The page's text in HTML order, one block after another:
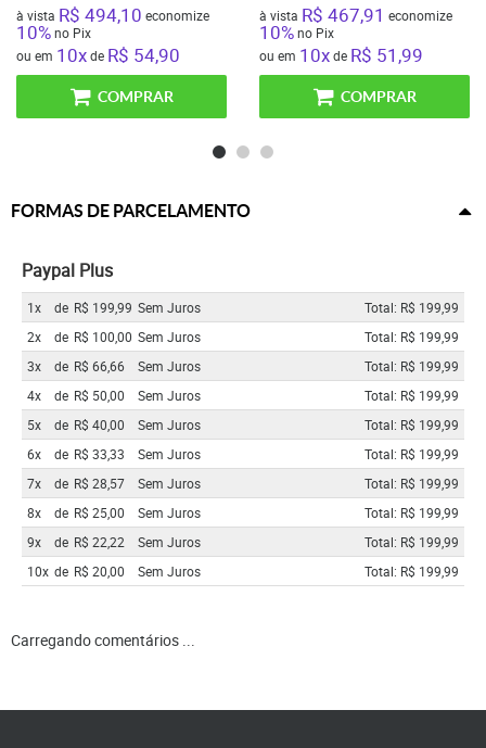
à vista R$ 494,10 economize
10%no Pix
ou em 10xde R$ 54,90
COMPRAR
à vista R$ 467,91 economize
10%no Pix
ou em 10xde R$ 51,99
COMPRAR
FORMAS DE PARCELAMENTO
Paypal Plus
1x de R$ 199,99 Sem Juros
Total: R$ 199,99
2x
de R$ 100,00 Sem Juros
Total: R$ 199,99
3x
de R$ 66,66 Sem Juros
Total: R$ 199,99
4x
de R$ 50,00 Sem Juros
Total: R$ 199,99
5x
de R$ 40,00 Sem Juros
Total: R$ 199,99
6x
de R$ 33,33 Sem Juros
Total: R$ 199,99
7x
de R$ 28,57 Sem Juros
Total: R$ 199,99
8x
de R$ 25,00 Sem Juros
Total: R$ 199,99
9x
de R$ 22,22 Sem Juros
Total: R$ 199,99
10x de R$ 20,00 Sem Juros Total: R$ 199,99
Carregando comentários ...